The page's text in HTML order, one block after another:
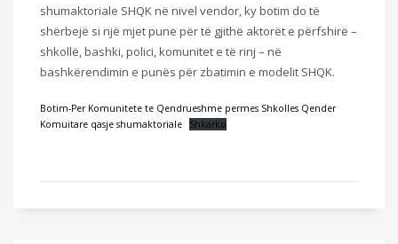
shumaktoriale SHQK në nivel vendor, ky botim do të
shërbejë si një mjet pune për të gjithë aktorët e përfshirë –
shkollë, bashki, polici, komunitet e të rinj – në
bashkërendimin e punës për zbatimin e modelit SHQK.
Botim-Per Komunitete te Qendrueshme permes Shkolles Qender
Komuitare qasje shumaktoriale
Shkarko